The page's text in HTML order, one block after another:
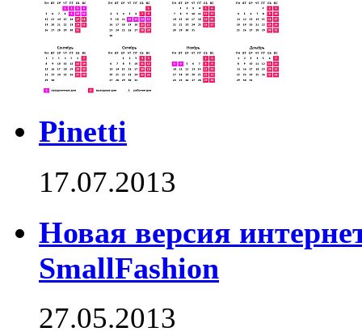
Pinetti
17.07.2013
Новая версия
SmallFashion
27.05.2013